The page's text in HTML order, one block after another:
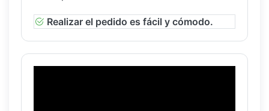
Realizar el pedido es fácil y cómodo.